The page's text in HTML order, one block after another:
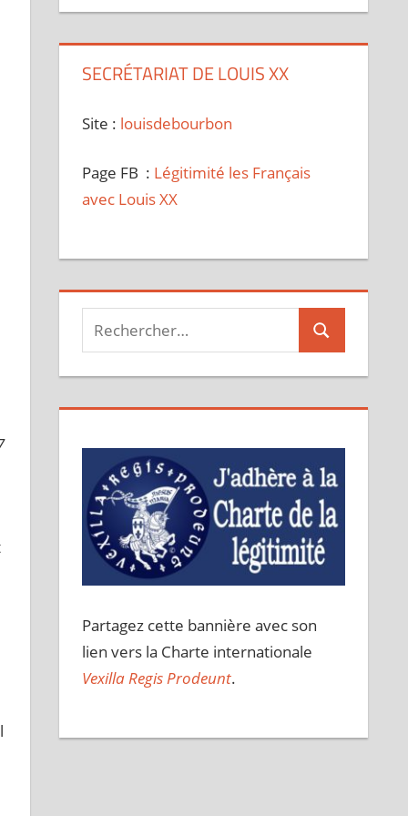
SECRÉTARIAT DE LOUIS XX
Site : louisdebourbon
Page FB : Légitimité les Français
avec Louis XX
Recherche
pour :
Rechercher
Partagez cette bannière avec son
lien vers la Charte internationale
Vexilla Regis Prodeunt.